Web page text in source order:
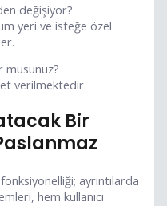
değişiyor?
yeri ve isteğe özel
musunuz?
verilmektedir.
Bir
ayrıntılarda
hem kullanıcı